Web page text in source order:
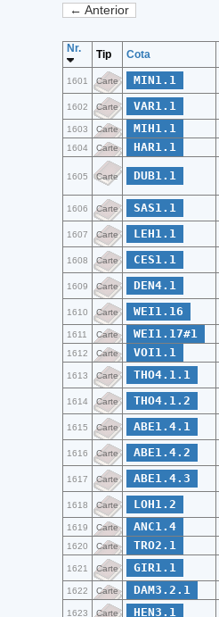
← Anterior
Nr. Tip Cota
1601 Carte MIN1.1
1602 Carte VAR1.1
1603 Carte MIH1.1
1604 Carte HAR1.1
1605 Carte DUB1.1
1606 Carte SAS1.1
1607 Carte LEH1.1
1608 Carte CES1.1
1609 Carte DEN4.1
1610 Carte WEI1.16
1611 Carte WEI1.17#1
1612 Carte VOI1.1
1613 Carte THO4.1.1
1614 Carte THO4.1.2
1615 Carte ABE1.4.1
1616 Carte ABE1.4.2
1617 Carte ABE1.4.3
1618 Carte LOH1.2
1619 Carte ANC1.4
1620 Carte TRO2.1
1621 Carte GIR1.1
1622 Carte DAM3.2.1
1623 Carte HEN3.1